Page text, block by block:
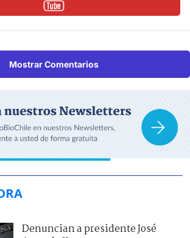
Mostrar Comentarios
Denuncian a presidente José